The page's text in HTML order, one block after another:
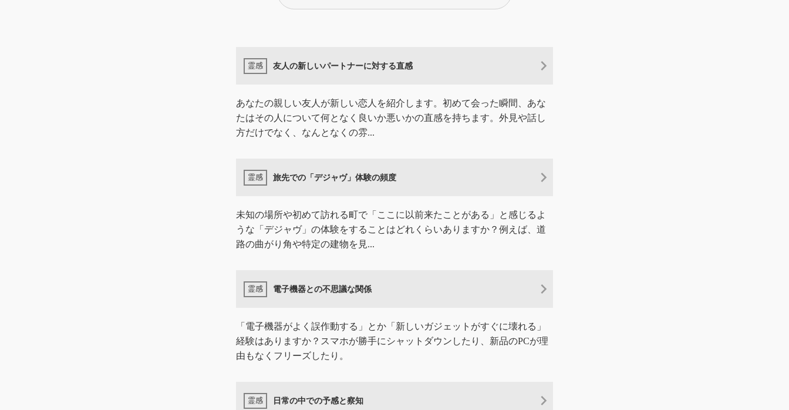
友人の新しいパートナーに対する直感
あなたの親しい友人が新しい恋人を紹介します。初めて会った瞬間、あな
たはその人について何となく良いか悪いかの直感を持ちます。外見や話し
方だけでなく、なんとなくの雰...
旅先での「デジャヴ」体験の頻度
未知の場所や初めて訪れる町で「ここに以前来たことがある」と感じるよ
うな「デジャヴ」の体験をすることはどれくらいありますか？例えば、道
路の曲がり角や特定の建物を見...
電子機器との不思議な関係
「電子機器がよく誤作動する」とか「新しいガジェットがすぐに壊れる」
経験はありますか？スマホが勝手にシャットダウンしたり、新品のPCが理
由もなくフリーズしたり。
日常の中での予感と察知